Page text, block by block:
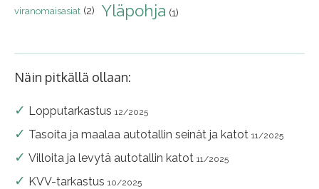
viranomaisasiat (2) Yläpohja (1)
Näin pitkällä ollaan:
Lopputarkastus 12/2025
Tasoita ja maalaa autotallin seinät ja katot 11/2025
Villoita ja levytä autotallin katot 11/2025
KVV-tarkastus 10/2025